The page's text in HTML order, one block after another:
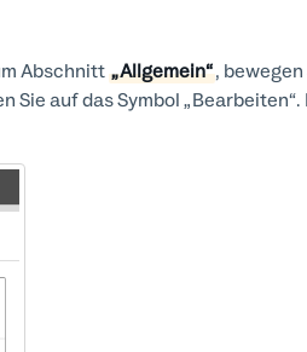
Abschnitt „Allgemein“,
auf das Symbol